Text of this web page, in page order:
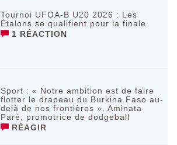
Tournoi UFOA-B U20 2026 : Les
Étalons se qualifient pour la finale
1 RÉACTION
Sport : « Notre ambition est de faire
flotter le drapeau du Burkina Faso au-
delà de nos frontières », Aminata
Paré, promotrice de dodgeball
RÉAGIR